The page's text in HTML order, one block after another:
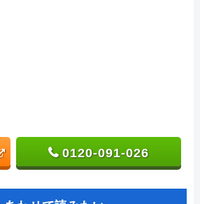
0120-091-026